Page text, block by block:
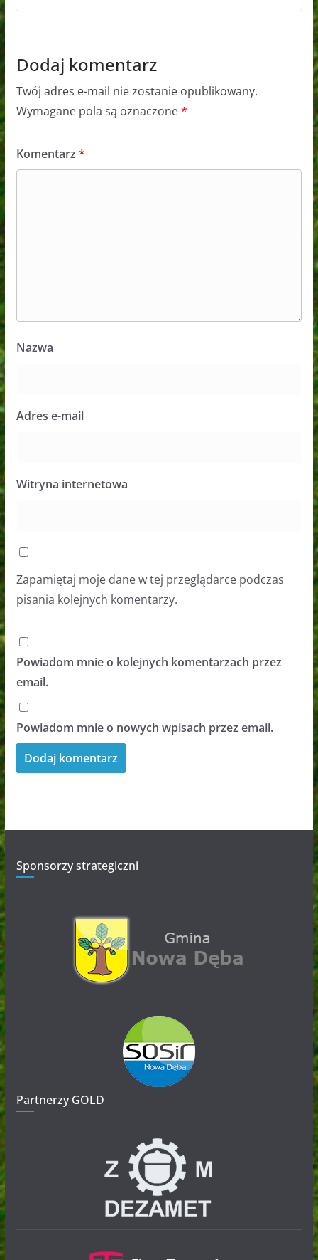
Dodaj komentarz
Twój adres e-mail nie zostanie opublikowany.
Wymagane pola są oznaczone*
Komentarz *
Nazwa
Adres e-mail
Witryna internetowa
Zapamiętaj moje dane w tej przeglądarce podczas
pisania kolejnych komentarzy.
Powiadom mnie o kolejnych komentarzach przez
email.
Powiadom mnie o nowych wpisach przez email.
Sponsorzy strategiczni
Partnerzy GOLD